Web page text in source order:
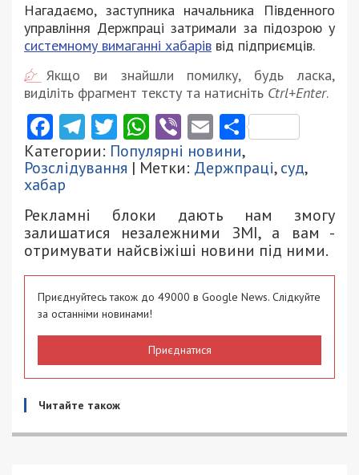
Нагадаємо, заступника начальника Південного
управління Держпраці затримали за підозрою у
системному вимаганні хабарів від підприємців.
Якщо ви знайшли помилку, будь ласка,
виділіть фрагмент тексту та натисніть Ctrl+Enter.
Facebook
Telegram
Twitter
WhatsApp
ViberEmail
Категории: Популярні новини,
Розслідування | Метки: Держпраці,суд,
хабар
Рекламні блоки дають нам змогу
залишатися незалежними ЗМІ, а вам -
отримувати найсвіжіші новини під ними.
Приєднуйтесь також до 49000 в Google News. Слідкуйте
за останніми новинами!
Приєднатися
Читайте також